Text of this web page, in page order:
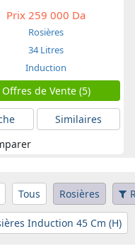
Prix 259 000 Da
Rosières
34 Litres
Induction
Offres de Vente (5)
Similaires
Tous Rosières
Induction 45 Cm (H)